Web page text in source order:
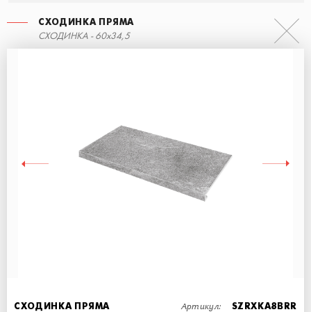
СХОДИНКА ПРЯМА
СХОДИНКА - 60x34,5
СХОДИНКА ПРЯМА Артикул: SZRXKA8BRR